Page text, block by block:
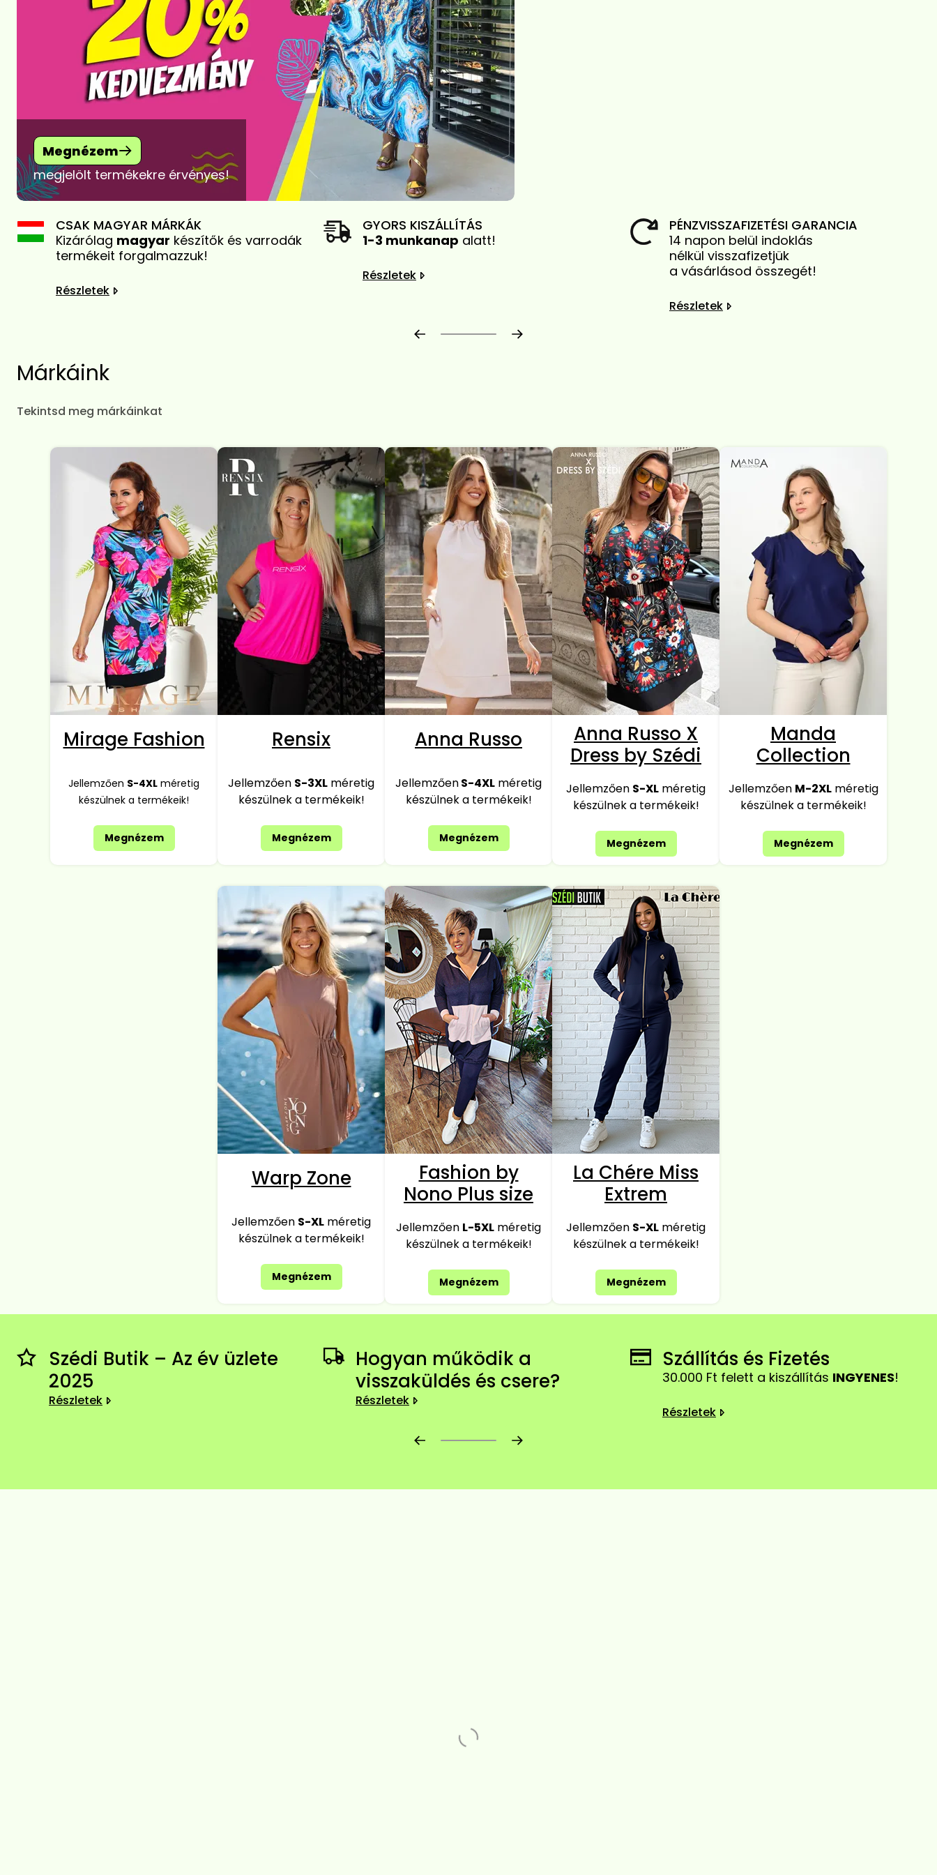
Megnézem
megjelölt termékekre érvényes!
CSAK MAGYAR MÁRKÁK
Kizárólag magyar készítők és varrodák
termékeit forgalmazzuk!
Részletek
GYORS KISZÁLLÍTÁS
1-3 munkanap alatt!
Részletek
PÉNZVISSZAFIZETÉSI GARANCIA
14 napon belül indoklás
nélkül visszafizetjük
a vásárlásod összegét!
Részletek
Előrehaladás:
Márkáink
Tekintsd meg márkáinkat
Mirage Fashion
Jellemzően S-4XL méretig
készülnek a termékeik!
Megnézem
Rensix
Jellemzően S-3XL méretig
készülnek a termékeik!
Megnézem
Anna Russo
JellemzőenS-4XL méretig
készülnek a termékeik!
Megnézem
Anna Russo X
Dress by Szédi
Jellemzően S-XL méretig
készülnek a termékeik!
Megnézem
Manda
Collection
Jellemzően M-2XLméretig
készülnek a termékeik!
Megnézem
Warp Zone
Jellemzően S-XL méretig
készülnek a termékeik!
Megnézem
Fashion by
Nono Plus size
Jellemzően L-5XL méretig
készülnek a termékeik!
Megnézem
La Chére Miss
Extrem
Jellemzően S-XL méretig
készülnek a termékeik!
Megnézem
Szédi Butik – Az év üzlete
2025
Részletek
Hogyan működik a
visszaküldés és csere?
Részletek
Szállítás és Fizetés
30.000 Ft felett a kiszállítás INGYENES!
Részletek
Előrehaladás: